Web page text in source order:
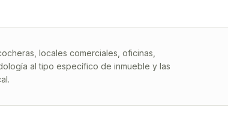
locales comerciales, oficinas,
al tipo específico de inmueble y las